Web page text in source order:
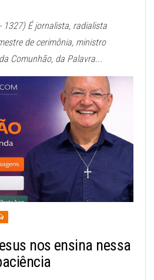
1327) É jornalista, radialista
de cerimônia, ministro
Comunhão, da Palavra...
nos ensina nessa